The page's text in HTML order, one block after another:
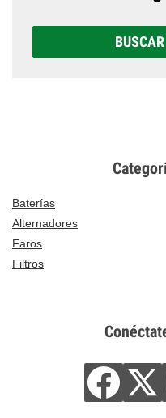
Baterías
Alternadores
Faros
Filtros